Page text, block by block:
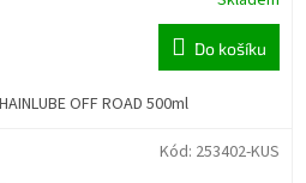
Do košíku
OFF ROAD 500ml
Kód: 253402-KUS